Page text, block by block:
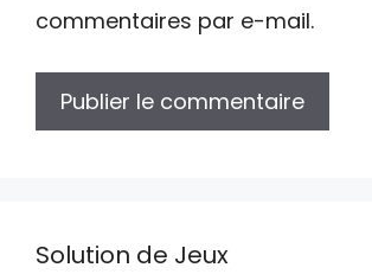
commentaires par e-mail.
Solution de Jeux